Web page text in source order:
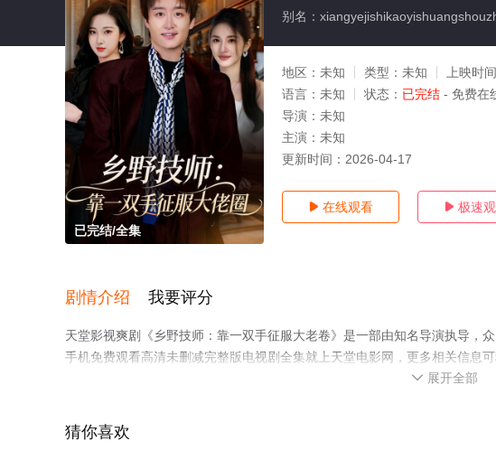
已完结/全集
别名：
地区： 未知 类型： 未知 上映时
语言： 未知 状态： 已完结 - 免费在
导演： 未知
主演： 未知
更新时间： 2026-04-17
 在线观看  极速
剧情介绍 我要评分
天堂影视爽剧《乡野技师：靠一双手征服大老卷》是一部由知名导演执导，
手机免费观看高清未删减完整版电视剧全集就上天堂电影网，更多相关信息
 展开全部
猜你喜欢